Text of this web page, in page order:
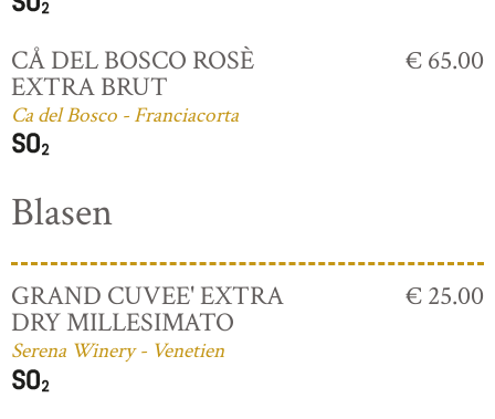
CÅ DEL BOSCO ROSÈ
EXTRA BRUT
Ca del Bosco - Franciacorta
€ 65.00
Blasen
GRAND CUVEE' EXTRA
DRY MILLESIMATO
Serena Winery - Venetien
€ 25.00